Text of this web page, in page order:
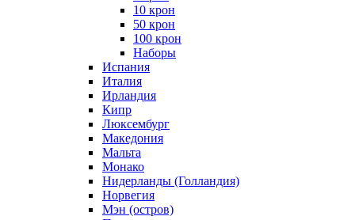
10 крон
50 крон
100 крон
Наборы
Испания
Италия
Ирландия
Кипр
Люксембург
Македония
Мальта
Монако
Нидерланды (Голландия)
Норвегия
Мэн (остров)